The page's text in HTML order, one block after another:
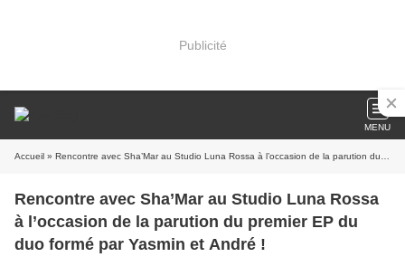
Publicité
MENU
Accueil » Rencontre avec Sha’Mar au Studio Luna Rossa à l’occasion de la parution du premier EP du duo formé par Yasmin et André !
Rencontre avec Sha’Mar au Studio Luna Rossa
à l’occasion de la parution du premier EP du
duo formé par Yasmin et André !